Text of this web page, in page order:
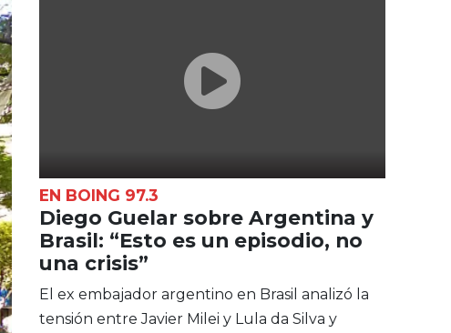
EN BOING 97.3
Diego Guelar sobre Argentina y
Brasil: “Esto es un episodio, no
una crisis”
El ex embajador argentino en Brasil analizó la
tensión entre Javier Milei y Lula da Silva y